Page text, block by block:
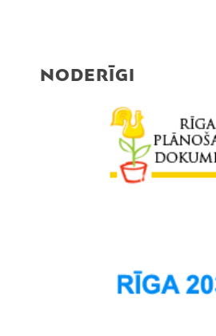
NODERĪGI